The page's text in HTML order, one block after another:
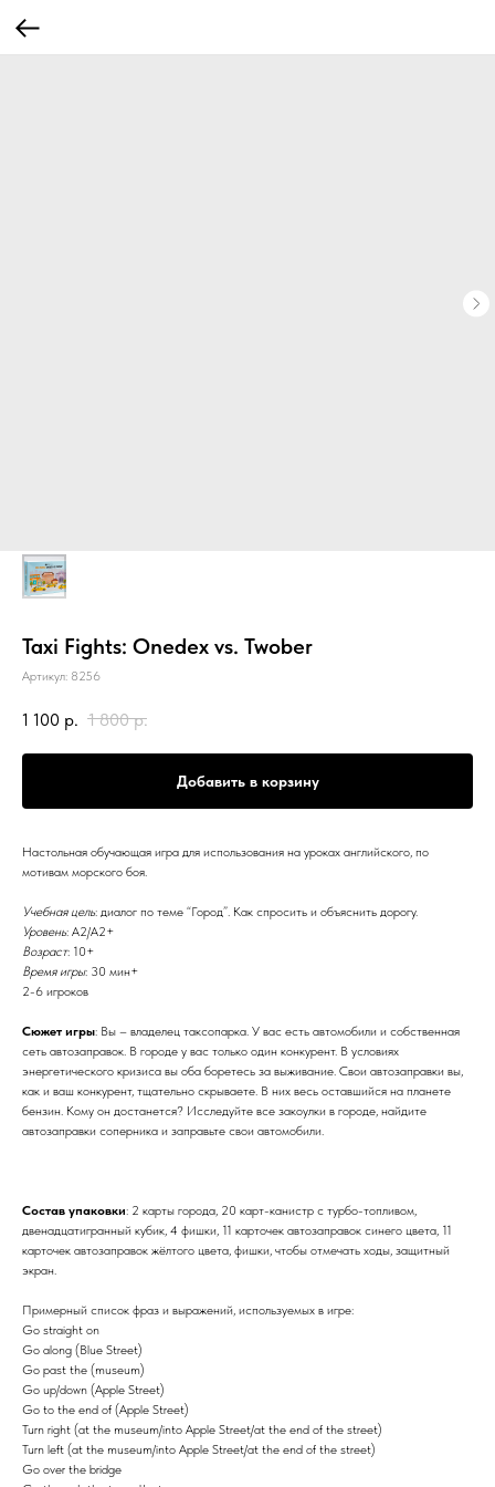
Taxi Fights: Onedex vs. Twober
Артикул: 8256
1 100 р. 1 800 р.
Добавить в корзину
Настольная обучающая игра для использования на уроках английского, по
мотивам морского боя.
Учебная цель: диалог по теме “Город”. Как спросить и объяснить дорогу.
Уровень: А2/А2+
Возраст: 10+
Время игры: 30 мин+
2-6 игроков
Сюжет игры: Вы – владелец таксопарка. У вас есть автомобили и собственная
сеть автозаправок. В городе у вас только один конкурент. В условиях
энергетического кризиса вы оба боретесь за выживание. Свои автозаправки вы,
как и ваш конкурент, тщательно скрываете. В них весь оставшийся на планете
бензин. Кому он достанется? Исследуйте все закоулки в городе, найдите
автозаправки соперника и заправьте свои автомобили.
Состав упаковки: 2 карты города, 20 карт-канистр с турбо-топливом,
двенадцатигранный кубик, 4 фишки, 11 карточек автозаправок синего цвета, 11
карточек автозаправок жёлтого цвета, фишки, чтобы отмечать ходы, защитный
экран.
Примерный список фраз и выражений, используемых в игре:
Go straight on
Go along (Blue Street)
Go past the (museum)
Go up/down (Apple Street)
Go to the end of (Apple Street)
Turn right (at the museum/into Apple Street/at the end of the street)
Turn left (at the museum/into Apple Street/at the end of the street)
Go over the bridge